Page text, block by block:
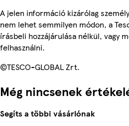
A jelen információ kizárólag
nem lehet semmilyen módon, a
írásbeli hozzájárulása nélkül, vagy
felhasználni.
©TESCO-GLOBAL Zrt.
Még nincsenek
Segíts a többi vásárlónak